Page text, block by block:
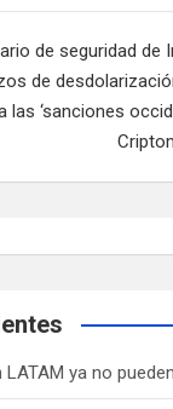
de seguridad de
de
las ‘sanciones
ya no